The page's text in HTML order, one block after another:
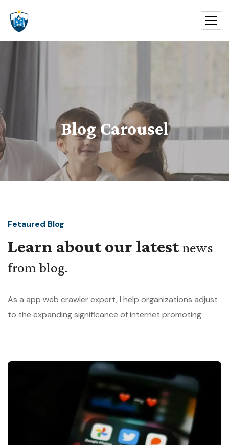
Blog Carousel
Fetaured Blog
Learn about our latestnews
from blog.
As a app web crawler expert, I help organizations adjust
to the expanding significance of internet promoting.